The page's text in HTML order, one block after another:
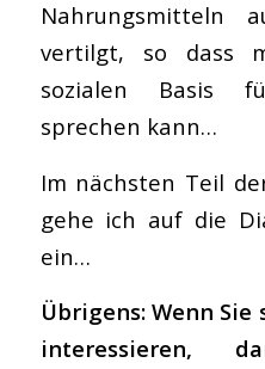
Nahrungsmitteln
vertilgt, so dass
sozialen Basis
sprechen kann…
Im nächsten Teil
gehe ich auf die
ein…
Übrigens: Wenn
interessieren,